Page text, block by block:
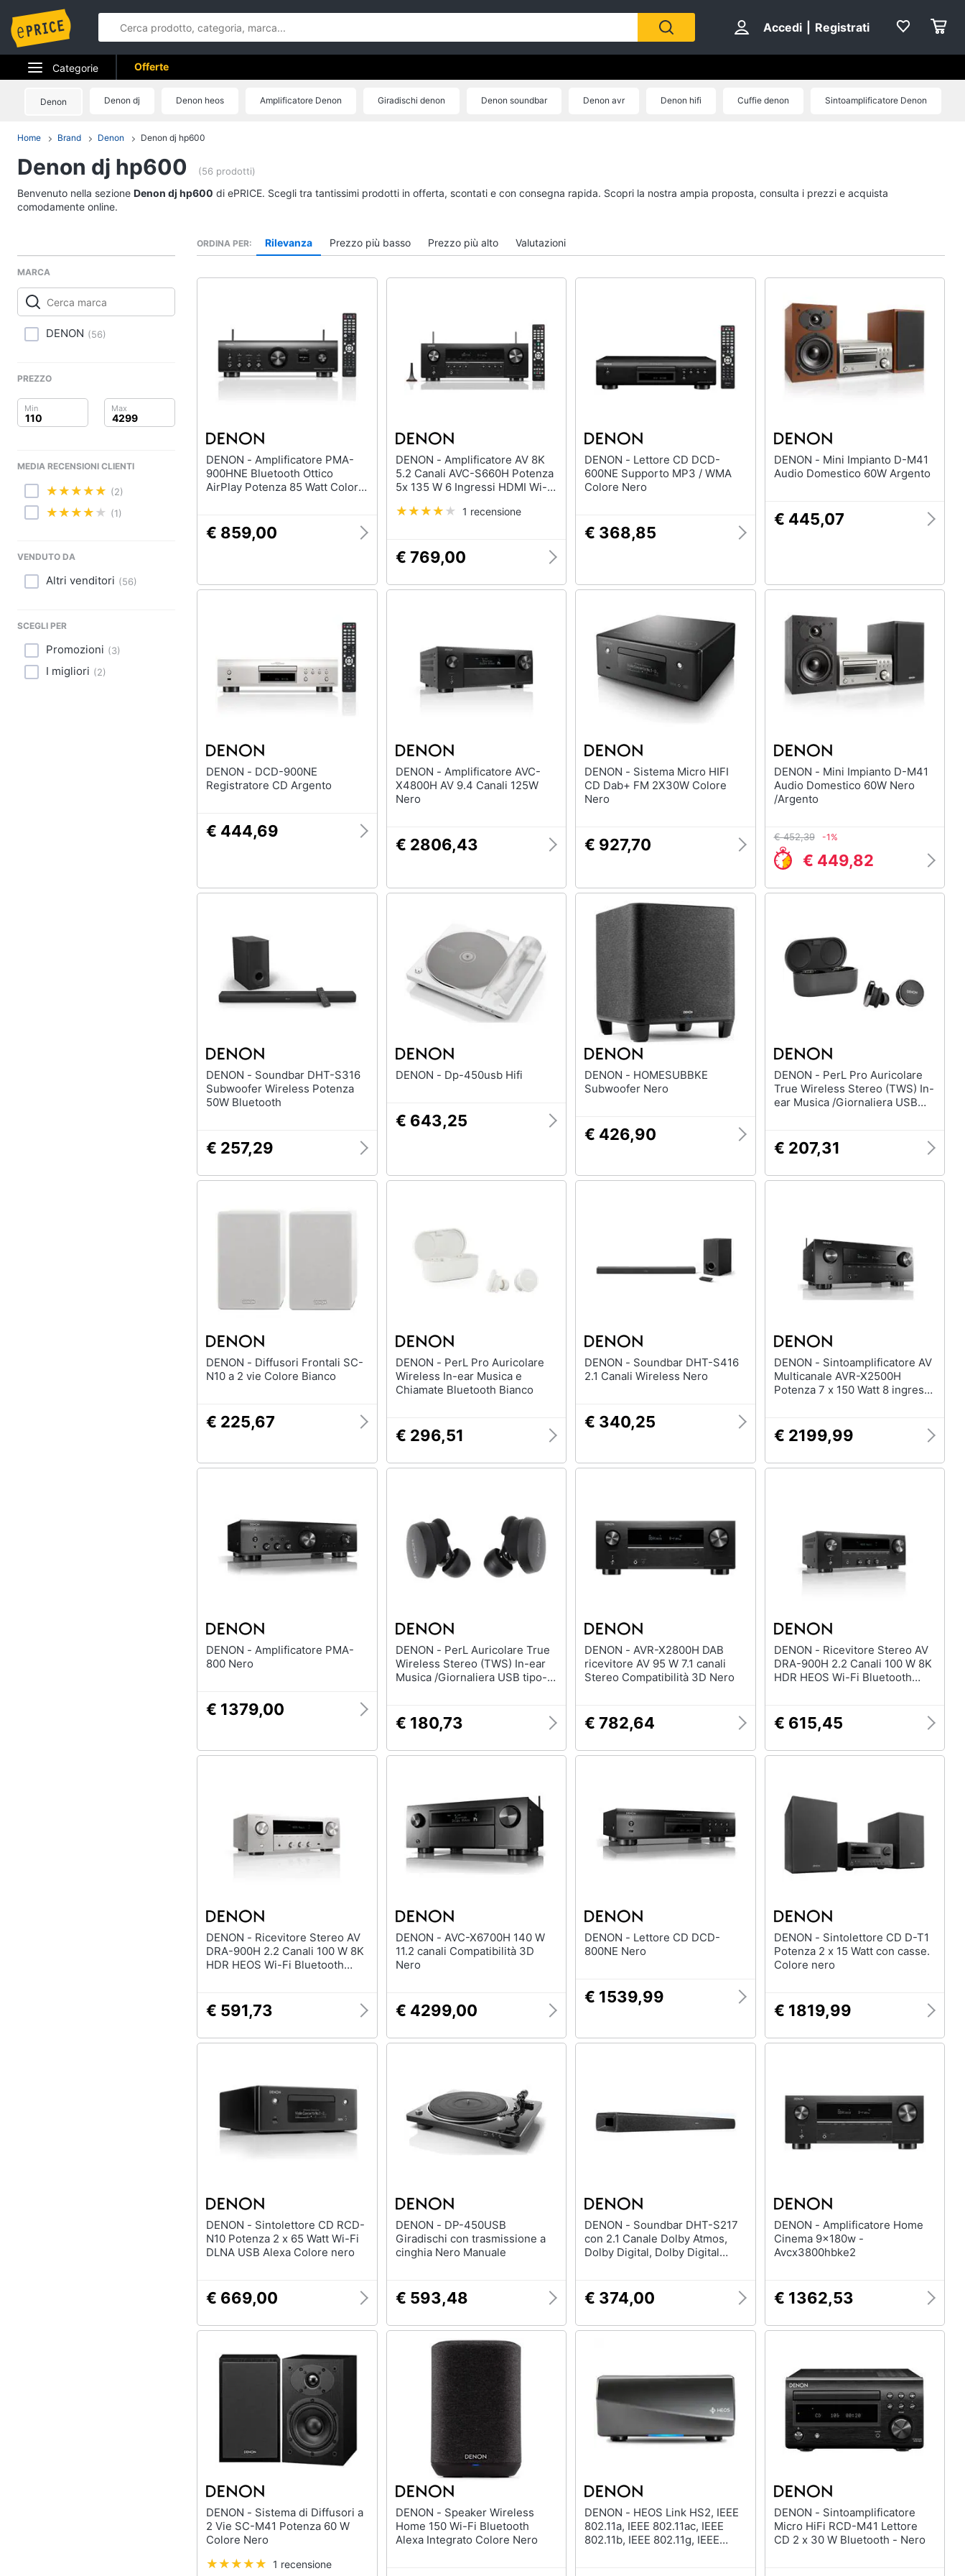
Accedi Registrati
Categorie
Elettrodomestici
Telefonia
Tv e Home Cinema
Videogiochi
Audio e musica
Salute e igiene
Giocattoli
Prima infanzia
Casalinghi
Sport
Animali
Offerte
Denon Denon dj Denon heos Amplificatore Denon Giradischi denon Denon soundbar Denon avr Denon hifi Cuffie denon Sintoamplificatore Denon
Home Brand Denon Denon dj hp600
Denon dj hp600 (56 prodotti)
Benvenuto nella sezione Denon dj hp600 di ePRICE. Scegli tra tantissimi prodotti in offerta, scontati e con consegna rapida. Scopri la nostra ampia proposta, consulta i prezzi e acquista
comodamente online.
MARCA
DENON (56)
PREZZO
MEDIA RECENSIONI CLIENTI
(2)
(1)
VENDUTO DA
Altri venditori (56)
SCEGLI PER
Promozioni (3)
I migliori (2)
ORDINA PER Rilevanza Prezzo più basso Prezzo più alto Valutazioni
DENON - Amplificatore PMA-
900HNE Bluetooth Ottico
AirPlay Potenza 85 Watt Colore
€ 859,00
DENON - Amplificatore AV 8K
5.2 Canali AVC-S660H Potenza
5x 135 W 6 Ingressi HDMI Wi-Fi
1 recensione
€ 769,00
DENON - Lettore CD DCD-
600NE Supporto MP3 / WMA
Colore Nero
€ 368,85
DENON - Mini Impianto D-M41
Audio Domestico 60W Argento
€ 445,07
DENON - DCD-900NE
Registratore CD Argento
€ 444,69
DENON - Amplificatore AVC-
X4800H AV 9.4 Canali 125W
Nero
€ 2806,43
DENON - Sistema Micro HIFI
CD Dab+ FM 2X30W Colore
Nero
€ 927,70
DENON - Mini Impianto D-M41
Audio Domestico 60W Nero
/Argento
€ 452,39 -1%
€ 449,82
DENON - Soundbar DHT-S316
Subwoofer Wireless Potenza
50W Bluetooth
€ 257,29
DENON - Dp-450usb Hifi
€ 643,25
DENON - HOMESUBBKE
Subwoofer Nero
€ 426,90
DENON - PerL Pro Auricolare
True Wireless Stereo (TWS) In-
ear Musica /Giornaliera USB
€ 207,31
DENON - Diffusori Frontali SC-
N10 a 2 vie Colore Bianco
€ 225,67
DENON - PerL Pro Auricolare
Wireless In-ear Musica e
Chiamate Bluetooth Bianco
€ 296,51
DENON - Soundbar DHT-S416
2.1 Canali Wireless Nero
€ 340,25
DENON - Sintoamplificatore AV
Multicanale AVR-X2500H
Potenza 7 x 150 Watt 8 ingressi
€ 2199,99
DENON - Amplificatore PMA-
800 Nero
€ 1379,00
DENON - PerL Auricolare True
Wireless Stereo (TWS) In-ear
Musica /Giornaliera USB tipo-C
€ 180,73
DENON - AVR-X2800H DAB
ricevitore AV 95 W 7.1 canali
Stereo Compatibilità 3D Nero
€ 782,64
DENON - Ricevitore Stereo AV
DRA-900H 2.2 Canali 100 W 8K
HDR HEOS Wi-Fi Bluetooth
€ 615,45
DENON - Ricevitore Stereo AV
DRA-900H 2.2 Canali 100 W 8K
HDR HEOS Wi-Fi Bluetooth
€ 591,73
DENON - AVC-X6700H 140 W
11.2 canali Compatibilità 3D
Nero
€ 4299,00
DENON - Lettore CD DCD-
800NE Nero
€ 1539,99
DENON - Sintolettore CD D-T1
Potenza 2 x 15 Watt con casse.
Colore nero
€ 1819,99
DENON - Sintolettore CD RCD-
N10 Potenza 2 x 65 Watt Wi-Fi
DLNA USB Alexa Colore nero
€ 669,00
DENON - DP-450USB
Giradischi con trasmissione a
cinghia Nero Manuale
€ 593,48
DENON - Soundbar DHT-S217
con 2.1 Canale Dolby Atmos,
Dolby Digital, Dolby Digital
€ 374,00
DENON - Amplificatore Home
Cinema 9x180w -
Avcx3800hbke2
€ 1362,53
DENON - Sistema di Diffusori a
2 Vie SC-M41 Potenza 60 W
Colore Nero
1 recensione
DENON - Speaker Wireless
Home 150 Wi-Fi Bluetooth
Alexa Integrato Colore Nero
DENON - HEOS Link HS2, IEEE
802.11a, IEEE 802.11ac, IEEE
802.11b, IEEE 802.11g, IEEE
DENON - Sintoamplificatore
Micro HiFi RCD-M41 Lettore
CD 2 x 30 W Bluetooth - Nero